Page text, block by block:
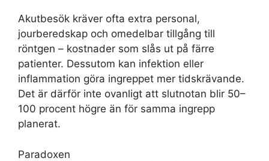
Akutbesök kräver ofta extra personal,
jourberedskap och omedelbar tillgång till
röntgen – kostnader som slås ut på färre
patienter. Dessutom kan infektion eller
inflammation göra ingreppet mer tidskrävande.
Det är därför inte ovanligt att slutnotan blir 50–
100 procent högre än för samma ingrepp
planerat.
Paradoxen